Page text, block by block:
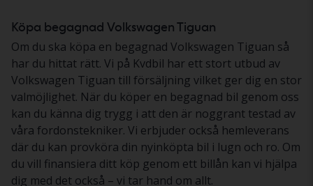
Köpa begagnad Volkswagen Tiguan
Om du ska köpa en begagnad Volkswagen Tiguan så
har du hittat rätt. Vi på Kvdbil har ett stort utbud av
Volkswagen Tiguan till försäljning vilket ger dig en stor
valmöjlighet. När du köper en begagnad bil genom oss
kan du känna dig trygg i att den är noggrant testad av
våra fordonstekniker. Vi erbjuder också hemleverans
där du kan provköra din nyinköpta bil i lugn och ro. Om
du vill finansiera ditt köp genom ett billån kan vi hjälpa
dig med det också – vi tar hand om allt.